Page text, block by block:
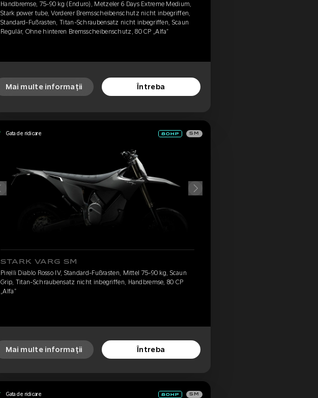
Handbremse, 75-90 kg (Enduro), Metzeler 6 Days Extreme Medium,
Stark power tube, Vorderer Bremsscheibenschutz nicht inbegriffen,
Standard-Fußrasten, Titan-Schraubensatz nicht inbegriffen, Scaun
Regulär, Ohne hinteren Bremsscheibenschutz, 80 CP „Alfa”
Mai multe informații Întreba
Gata de ridicare SM
STARK VARG SM
Pirelli Diablo Rosso IV, Standard-Fußrasten, Mittel 75-90 kg, Scaun
Grip, Titan-Schraubensatz nicht inbegriffen, Handbremse, 80 CP
„Alfa”
Mai multe informații Întreba
Gata de ridicare SM